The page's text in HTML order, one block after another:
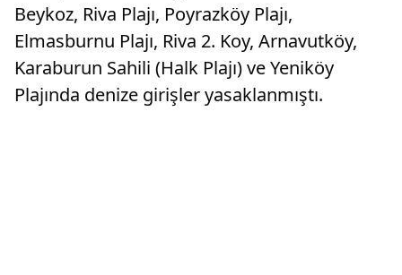
Beykoz, Riva Plajı, Poyrazköy Plajı,
Elmasburnu Plajı, Riva 2. Koy, Arnavutköy,
Karaburun Sahili (Halk Plajı) ve Yeniköy
Plajında denize girişler yasaklanmıştı.